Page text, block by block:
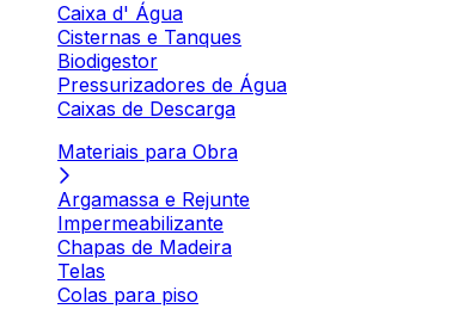
Caixa d' Água
Cisternas e Tanques
Biodigestor
Pressurizadores de Água
Caixas de Descarga
Materiais para Obra
Argamassa e Rejunte
Impermeabilizante
Chapas de Madeira
Telas
Colas para piso